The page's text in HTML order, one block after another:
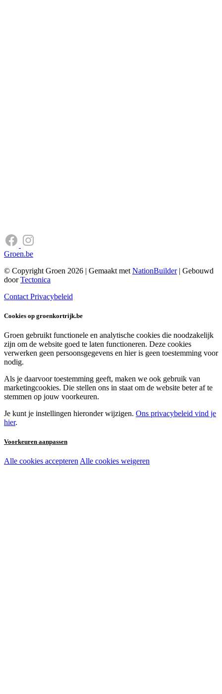
Groen.be
© Copyright Groen 2026 | Gemaakt met NationBuilder| Gebouwd
doorTectonica
Contact Privacybeleid
Cookies op groenkortrijk.be
Groen gebruikt functionele en analytische cookies die noodzakelijk
zijn om de website goed te laten functioneren. Deze cookies
verwerken geen persoonsgegevens en hier is geen toestemming voor
nodig.
Als je daarvoor toestemming geeft, maken we ook gebruik van
marketingcookies. Die stellen ons in staat om de website beter af te
stemmen op jouw voorkeuren.
Je kunt je instellingen hieronder wijzigen. Ons privacybeleid vind je
hier.
Voorkeuren aanpassen
Noodzakelijke cookies:
Alle cookies accepteren Alle cookies weigeren